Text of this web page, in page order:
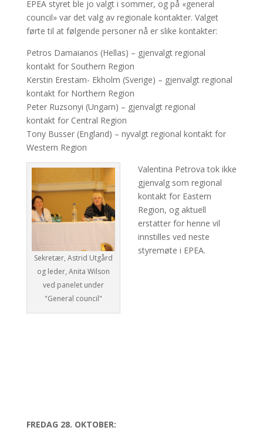
EPEA styret ble jo valgt i sommer, og på «general
council» var det valg av regionale kontakter. Valget
førte til at følgende personer nå er slike kontakter:
Petros Damaianos (Hellas) – gjenvalgt regional
kontakt for Southern Region
Kerstin Erestam- Ekholm (Sverige) – gjenvalgt regional
kontakt for Northern Region
Peter Ruzsonyi (Ungarn) – gjenvalgt regional
kontakt for Central Region
Tony Busser (England) – nyvalgt regional kontakt for
Western Region
Sekretær, Astrid Utgård
og leder, Anita Wilson
ved panelet under
"General council"
Valentina Petrova tok ikke
gjenvalg som regional
kontakt for Eastern
Region, og aktuell
erstatter for henne vil
innstilles ved neste
styremøte i EPEA.
FREDAG 28. OKTOBER: